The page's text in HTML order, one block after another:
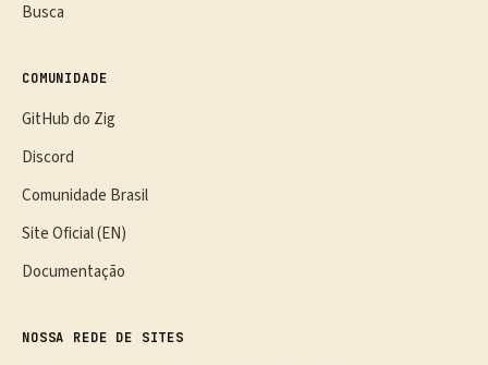
Busca
COMUNIDADE
GitHub do Zig
Discord
Comunidade Brasil
Site Oficial (EN)
Documentação
NOSSA REDE DE SITES